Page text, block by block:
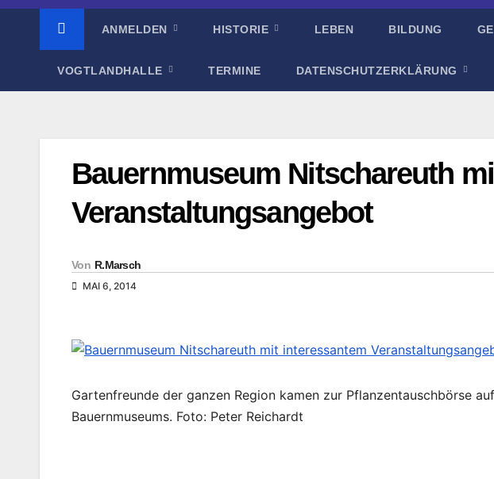
ANMELDEN HISTORIE LEBEN BILDUNG
VOGTLANDHALLE TERMINE DATENSCHUTZERKLÄRUNG
Bauernmuseum Nitschareuth
Veranstaltungsangebot
Von R.Marsch
MAI 6, 2014
Gartenfreunde der ganzen Region kamen zur Pflanzentauschbörse
Bauernmuseums. Foto: Peter Reichardt